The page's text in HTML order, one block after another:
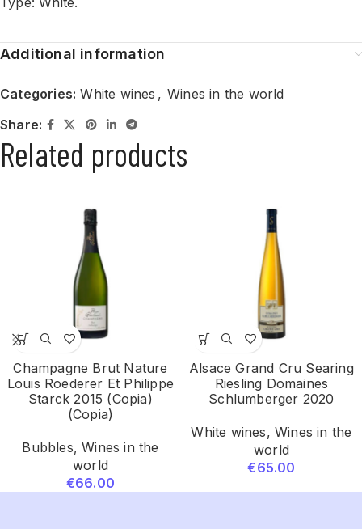
Additional information
Categories: White wines , Wines in the world
Share:
Related products
Champagne Brut Nature
Louis Roederer Et Philippe
Starck 2015 (Copia)
(Copia)
Bubbles,Wines in the
world
€66.00
Alsace Grand Cru Searing
Riesling Domaines
Schlumberger 2020
White wines,Wines in the
world
€65.00